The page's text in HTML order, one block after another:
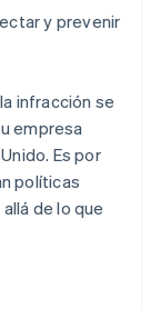
y prevenir
infracción se
empresa
Es por
políticas
de lo que